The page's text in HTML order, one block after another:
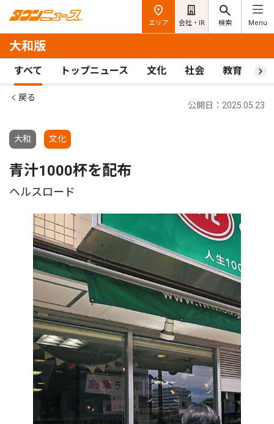
エリア 会社・IR 検索 Menu
大和版
すべて トップニュース 文化 社会 教育 ス
戻る
大和 文化
公開日：2025.05.23
青汁1000杯を配布
ヘルスロード